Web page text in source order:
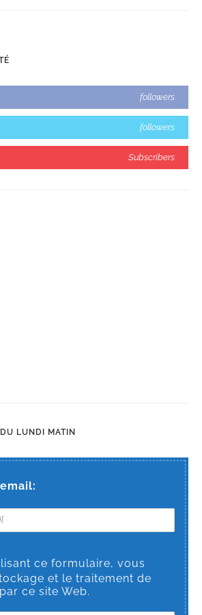
followers
followers
Subscribers
LUNDI MATIN
ce formulaire, vous
et le traitement de
ce site Web.